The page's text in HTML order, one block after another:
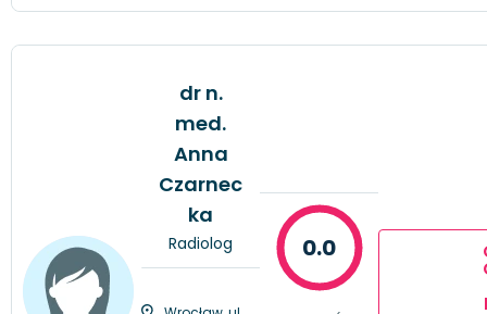
dr n.
med.
Anna
Czarnec
ka
Radiolog 0.0